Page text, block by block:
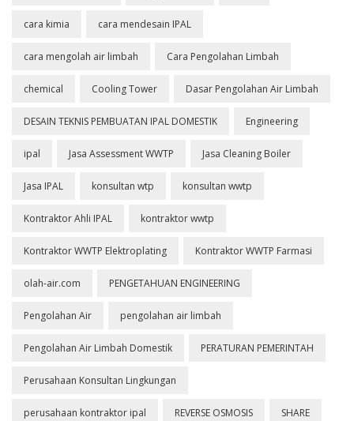
cara kimia cara mendesain IPAL
cara mengolah air limbah Cara Pengolahan Limbah
chemical Cooling Tower Dasar Pengolahan Air Limbah
DESAIN TEKNIS PEMBUATAN IPAL DOMESTIK Engineering
ipal Jasa Assessment WWTP Jasa Cleaning Boiler
Jasa IPAL konsultan wtp konsultan wwtp
Kontraktor Ahli IPAL kontraktor wwtp
Kontraktor WWTP Elektroplating Kontraktor WWTP Farmasi
olah-air.com PENGETAHUAN ENGINEERING
Pengolahan Air pengolahan air limbah
Pengolahan Air Limbah Domestik PERATURAN PEMERINTAH
Perusahaan Konsultan Lingkungan
perusahaan kontraktor ipal REVERSE OSMOSIS SHARE